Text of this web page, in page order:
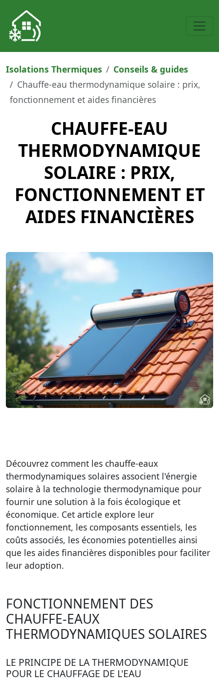
Isolations Thermiques
Conseils & guides
Chauffe-eau thermodynamique solaire : prix,
fonctionnement et aides financières
CHAUFFE-EAU
THERMODYNAMIQUE
SOLAIRE : PRIX,
FONCTIONNEMENT ET
AIDES FINANCIÈRES
Découvrez comment les chauffe-eaux
thermodynamiques solaires associent l'énergie
solaire à la technologie thermodynamique pour
fournir une solution à la fois écologique et
économique. Cet article explore leur
fonctionnement, les composants essentiels, les
coûts associés, les économies potentielles ainsi
que les aides financières disponibles pour faciliter
leur adoption.
FONCTIONNEMENT DES
CHAUFFE-EAUX
THERMODYNAMIQUES SOLAIRES
LE PRINCIPE DE LA THERMODYNAMIQUE
POUR LE CHAUFFAGE DE L'EAU